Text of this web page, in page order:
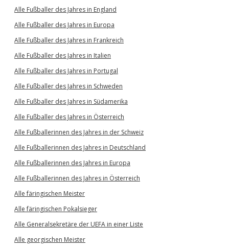
Alle Fußballer des Jahres in England
Alle Fußballer des Jahres in Europa
Alle Fußballer des Jahres in Frankreich
Alle Fußballer des Jahres in Italien
Alle Fußballer des Jahres in Portugal
Alle Fußballer des Jahres in Schweden
Alle Fußballer des Jahres in Südamerika
Alle Fußballer des Jahres in Österreich
Alle Fußballerinnen des Jahres in der Schweiz
Alle Fußballerinnen des Jahres in Deutschland
Alle Fußballerinnen des Jahres in Europa
Alle Fußballerinnen des Jahres in Österreich
Alle färingischen Meister
Alle färingischen Pokalsieger
Alle Generalsekretäre der UEFA in einer Liste
Alle georgischen Meister